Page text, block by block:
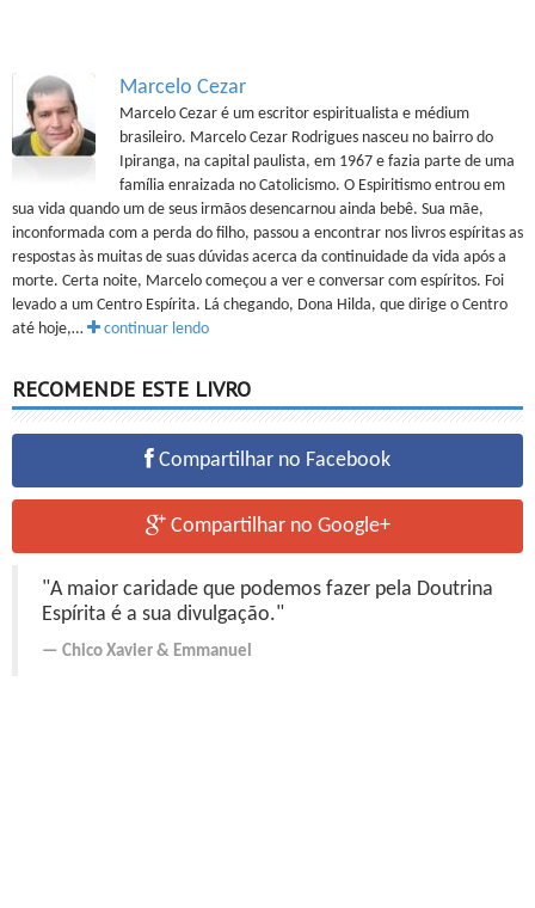
Marcelo Cezar
Marcelo Cezar é um escritor espiritualista e médium
brasileiro. Marcelo Cezar Rodrigues nasceu no bairro do
Ipiranga, na capital paulista, em 1967 e fazia parte de uma
família enraizada no Catolicismo. O Espiritismo entrou em
sua vida quando um de seus irmãos desencarnou ainda bebê. Sua mãe,
inconformada com a perda do filho, passou a encontrar nos livros espíritas as
respostas às muitas de suas dúvidas acerca da continuidade da vida após a
morte. Certa noite, Marcelo começou a ver e conversar com espíritos. Foi
levado a um Centro Espírita. Lá chegando, Dona Hilda, que dirige o Centro
até hoje,…
continuar lendo
RECOMENDE ESTE LIVRO
Compartilhar no Facebook
Compartilhar no Google+
"A maior caridade que podemos fazer pela Doutrina
Espírita é a sua divulgação."
Chico Xavier & Emmanuel